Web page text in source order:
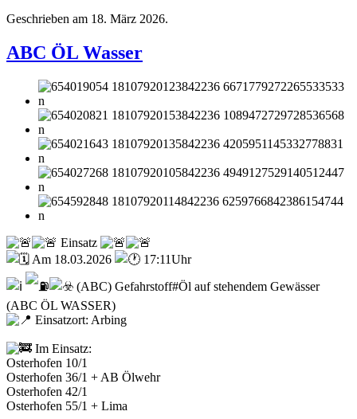
Geschrieben am 18. März 2026.
ABC ÖL Wasser
Einsatz
Am 18.03.2026
17:11Uhr
(ABC) Gefahrstoff#Öl auf stehendem Gewässer
(ABC ÖL WASSER)
Einsatzort: Arbing
Im Einsatz:
Osterhofen 10/1
Osterhofen 36/1 + AB Ölwehr
Osterhofen 42/1
Osterhofen 55/1 + Lima